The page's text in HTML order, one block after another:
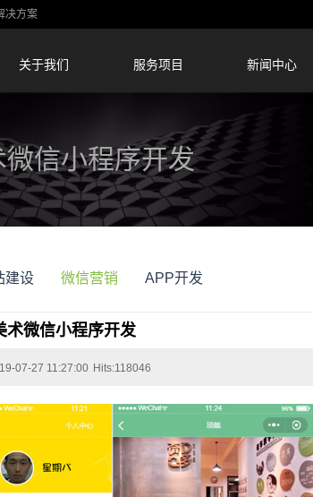
决方案
关于我们 服务项目 新闻中心
微信小程序开发
建设 微信营销 APP开发
术微信小程序开发
07-27 11:27:00 Hits:118046